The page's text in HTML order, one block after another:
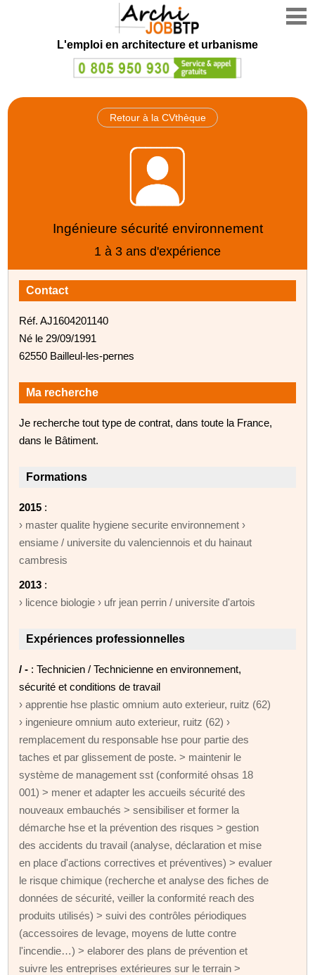
L'emploi en architecture et urbanisme
Retour à la CVthèque
Ingénieure sécurité environnement
1 à 3 ans d'expérience
Contact
Réf. AJ1604201140
Né le 29/09/1991
62550 Bailleul-les-pernes
Ma recherche
Je recherche tout type de contrat, dans toute la France,
dans le Bâtiment.
Formations
2015 :
› master qualite hygiene securite environnement ›
ensiame / universite du valenciennois et du hainaut
cambresis
2013 :
› licence biologie › ufr jean perrin / universite d'artois
Expériences professionnelles
/ - : Technicien / Technicienne en environnement,
sécurité et conditions de travail
› apprentie hse plastic omnium auto exterieur, ruitz (62)
› ingenieure omnium auto exterieur, ruitz (62) ›
remplacement du responsable hse pour partie des
taches et par glissement de poste. > maintenir le
système de management sst (conformité ohsas 18
001) > mener et adapter les accueils sécurité des
nouveaux embauchés > sensibiliser et former la
démarche hse et la prévention des risques > gestion
des accidents du travail (analyse, déclaration et mise
en place d'actions correctives et préventives) > evaluer
le risque chimique (recherche et analyse des fiches de
données de sécurité, veiller la conformité reach des
produits utilisés) > suivi des contrôles périodiques
(accessoires de levage, moyens de lutte contre
l'incendie…) > elaborer des plans de prévention et
suivre les entreprises extérieures sur le terrain >